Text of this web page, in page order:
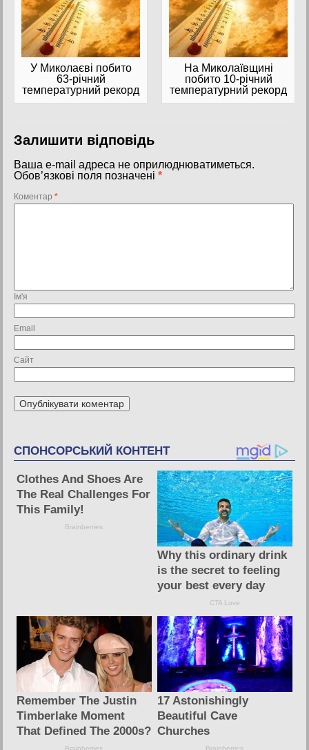
У Миколаєві побито
63-річний
температурний рекорд
На Миколаївщині
побито 10-річний
температурний рекорд
Залишити відповідь
Ваша e-mail адреса не оприлюднюватиметься.
Обов’язкові поля позначені *
Коментар *
Ім'я
Email
Сайт